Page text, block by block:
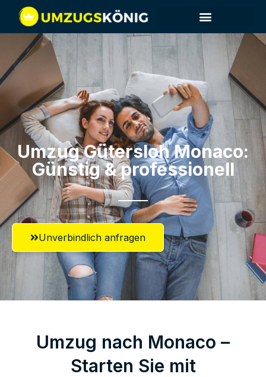
Umzug Gütersloh​ Monaco:
Günstig & professionell​
Unverbindlich anfragen
Umzug nach Monaco –
Starten Sie mit